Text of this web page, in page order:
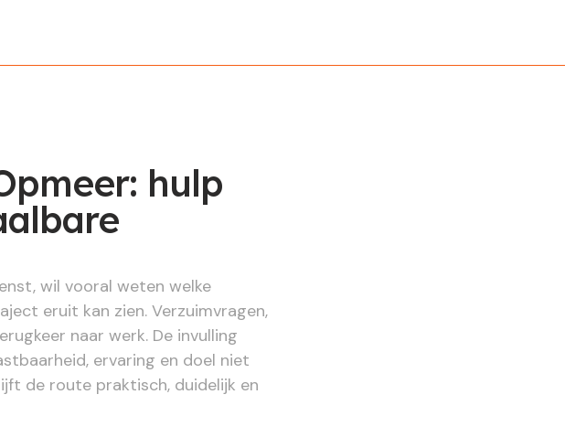
hulp
wil vooral weten welke
eruit kan zien. Verzuimvragen,
naar werk. De invulling
ervaring en doel niet
de route praktisch, duidelijk en